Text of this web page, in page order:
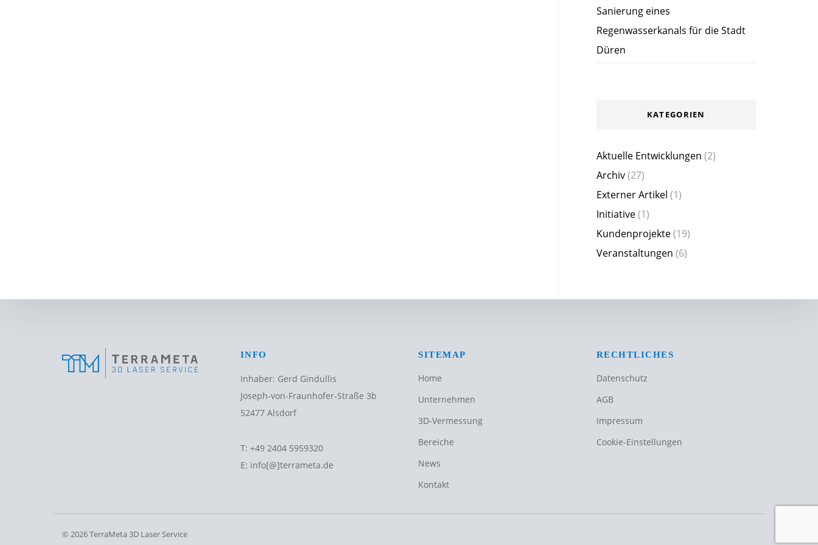
Sanierung eines
Regenwasserkanals für die Stadt
Düren
KATEGORIEN
Aktuelle Entwicklungen (2)
Archiv(27)
Externer Artikel (1)
Initiative(1)
Kundenprojekte(19)
Veranstaltungen (6)
INFO
Inhaber: Gerd Gindullis
Joseph-von-Fraunhofer-Straße 3b
52477 Alsdorf
T: +49 2404 5959320
E: info[@]terrameta.de
SITEMAP
Home
Unternehmen
3D-Vermessung
Bereiche
News
Kontakt
RECHTLICHES
Datenschutz
AGB
Impressum
Cookie-Einstellungen
© 2026 TerraMeta 3D Laser Service